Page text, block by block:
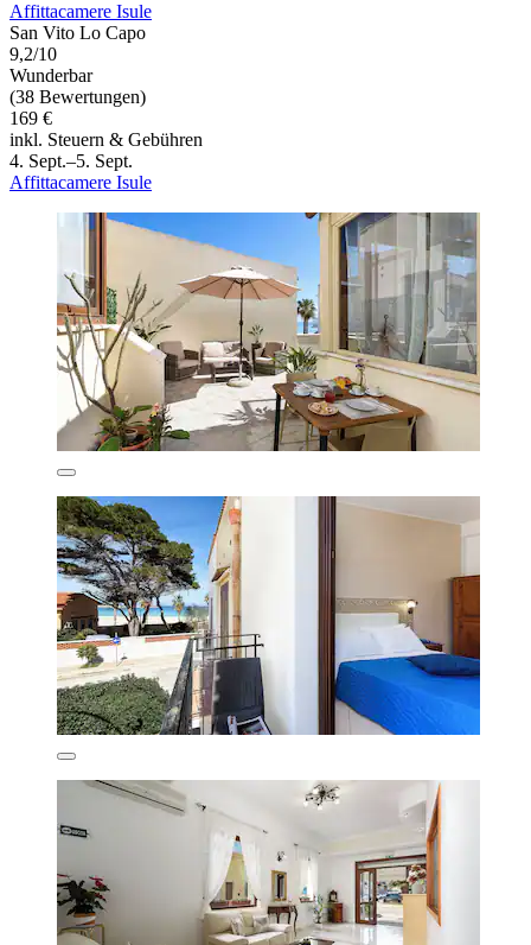
Affittacamere Isule
San Vito Lo Capo
9,2/10
Wunderbar
(38 Bewertungen)
169 €
inkl. Steuern & Gebühren
4. Sept.–5. Sept.
Affittacamere Isule